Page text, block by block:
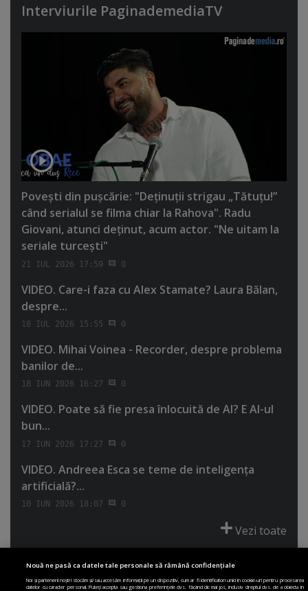
Interviurile PaginademediaTV
Poveşti din puşcărie: "Deţinuţii strigau „Tătuţu!”
când serialul se filma chiar la Rahova". Radu
Giovani, atunci deţinut, acum actor. "Ne uitam la
seriale turceşti"
21 IUL 2026 17:59 0
VIDEO. Care-i faza cu Alex Stamate? Laura Bălan,
despre...
18 IUL 2026 15:55 0
VIDEO. Mihai Voinea - Recorder, despre problema
banilor de...
18 IUN 2026 16:27 0
VIDEO. Poate să fie presa înlocuită de AI? E AI-ul
bun...
17 IUN 2026 17:27 0
VIDEO. Andreea Esca se teme de inteligenţa
artificială?...
10 IUN 2026 18:07 0
Vezi toate
Nouă ne pasă ca datele tale personale să rămână confidențiale
Noi și partenerii noștri stocăm și/sau accesăm informații pe un dispozitiv, cum ar fi identificatori unici în cookie-uri pentru procesarea
datelor cu caracter personal. Puteți accepta sau gestiona preferințele dvs. făcând clic mai jos, inclusiv dreptul dvs. de a obiecta în